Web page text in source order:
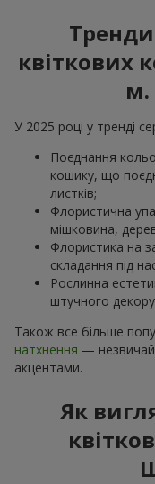
квіткових
У 2025 році у тренді
Поєднання
кошику, що
листків;
Флористична
мішковина,
Флористика на
складання під
Рослинна
штучного
Також все більше
натхнення —
акцентами.
Як